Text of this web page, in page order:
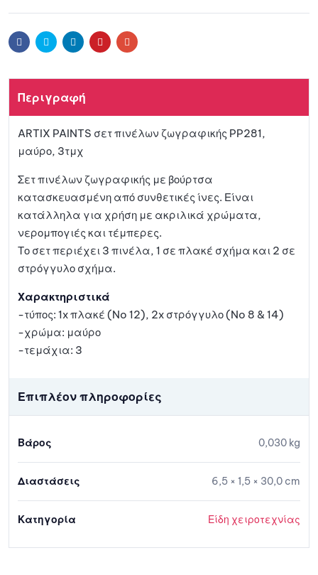
αγαπη
r
FacebookTwitter LinkedinPinterestEmail
Περιγραφή
ARTIX PAINTS σετ πινέλων ζωγραφικής PP281,
μαύρο, 3τμχ
Σετ πινέλων ζωγραφικής με βούρτσα
κατασκευασμένη από συνθετικές ίνες. Είναι
κατάλληλα για χρήση με ακριλικά χρώματα,
νερομπογιές και τέμπερες.
Το σετ περιέχει 3 πινέλα, 1 σε πλακέ σχήμα και 2 σε
στρόγγυλο σχήμα.
Χαρακτηριστικά
-τύπος: 1x πλακέ (No 12), 2x στρόγγυλο (No 8 & 14)
-χρώμα: μαύρο
-τεμάχια: 3
Επιπλέον πληροφορίες
Βάρος 0,030 kg
Διαστάσεις 6,5 × 1,5 × 30,0 cm
Κατηγορία Είδη χειροτεχνίας